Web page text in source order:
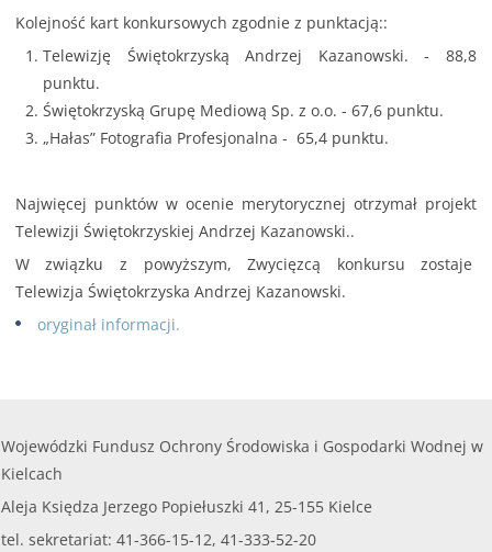
Kolejność kart konkursowych zgodnie z punktacją::
Telewizję Świętokrzyską Andrzej Kazanowski. - 88,8
punktu.
Świętokrzyską Grupę Mediową Sp. z o.o. - 67,6 punktu.
„Hałas” Fotografia Profesjonalna - 65,4 punktu.
Najwięcej punktów w ocenie merytorycznej otrzymał projekt
Telewizji Świętokrzyskiej Andrzej Kazanowski..
W związku z powyższym, Zwycięzcą konkursu zostaje
Telewizja Świętokrzyska Andrzej Kazanowski.
oryginał informacji.
Wojewódzki Fundusz Ochrony Środowiska i Gospodarki Wodnej w
Kielcach
Aleja Księdza Jerzego Popiełuszki 41, 25-155 Kielce
tel. sekretariat: 41-366-15-12, 41-333-52-20